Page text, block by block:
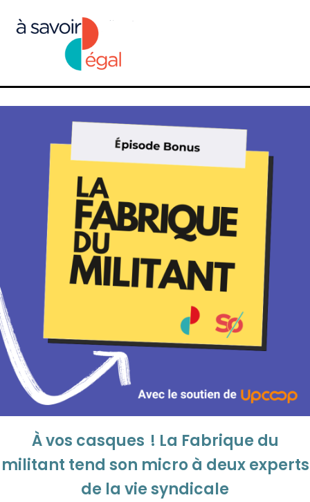
À vos casques ! La Fabrique du
militant tend son micro à deux experts
de la vie syndicale